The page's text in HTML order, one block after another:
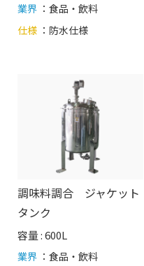
業界 ：食品・飲料
仕様 ： 防水仕様
調味料調合 ジャケット
タンク
容量 : 600L
業界 ：食品・飲料